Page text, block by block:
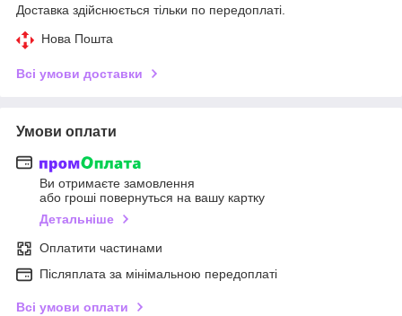
Доставка здійснюється тільки по передоплаті.
Нова Пошта
Всі умови доставки
Умови оплати
Ви отримаєте замовлення
або гроші повернуться на вашу картку
Детальніше
Оплатити частинами
Післяплата за мінімальною передоплаті
Всі умови оплати